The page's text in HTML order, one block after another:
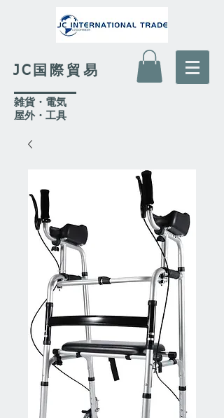
JC国際貿易
​雑貨・電気
​屋外・工具